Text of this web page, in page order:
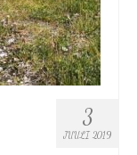
3
JUULI 2019